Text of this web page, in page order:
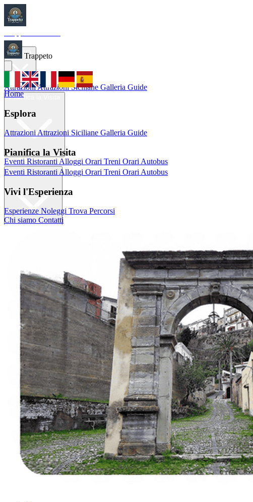
Home
AttrazioniAttrazioni Siciliane Galleria Guide
Eventi Ristoranti Alloggi Orari Treni Orari Autobus
Italiano English Deutsch Español
Menu
Trappeto
Home
Esplora
AttrazioniAttrazioni Siciliane Galleria Guide
Pianifica la Visita
Eventi Ristoranti Alloggi Orari Treni Orari Autobus
Vivi l'Esperienza
Esperienze Noleggi Trova Percorsi
Chi siamo Contatti